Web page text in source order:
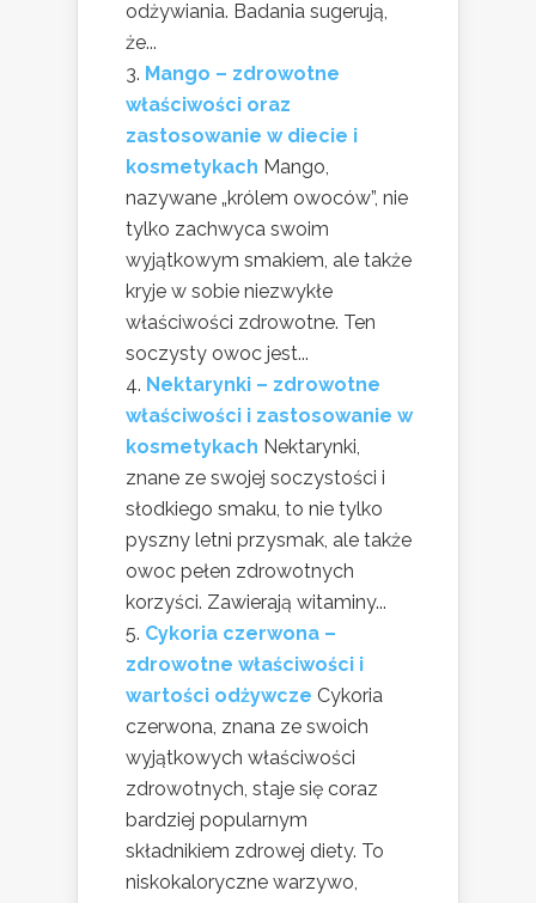
odżywiania. Badania sugerują,
że...
Mango – zdrowotne
właściwości oraz
zastosowanie w diecie i
kosmetykach Mango,
nazywane „królem owoców”, nie
tylko zachwyca swoim
wyjątkowym smakiem, ale także
kryje w sobie niezwykłe
właściwości zdrowotne. Ten
soczysty owoc jest...
Nektarynki – zdrowotne
właściwości i zastosowanie w
kosmetykach Nektarynki,
znane ze swojej soczystości i
słodkiego smaku, to nie tylko
pyszny letni przysmak, ale także
owoc pełen zdrowotnych
korzyści. Zawierają witaminy...
Cykoria czerwona –
zdrowotne właściwości i
wartości odżywcze Cykoria
czerwona, znana ze swoich
wyjątkowych właściwości
zdrowotnych, staje się coraz
bardziej popularnym
składnikiem zdrowej diety. To
niskokaloryczne warzywo,